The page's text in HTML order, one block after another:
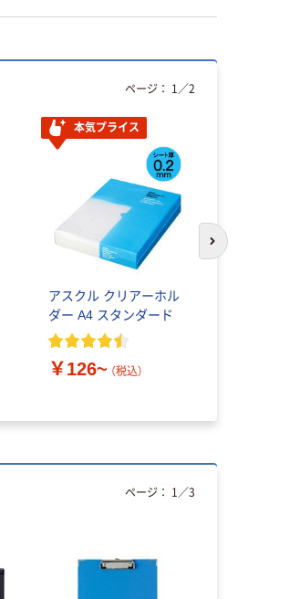
本気プライス
アスクル クリアーホル
ダー A4 スタンダード
￥126~ （税込）
ページ： 1 ／2
次のスライド
ページ： 1 ／3